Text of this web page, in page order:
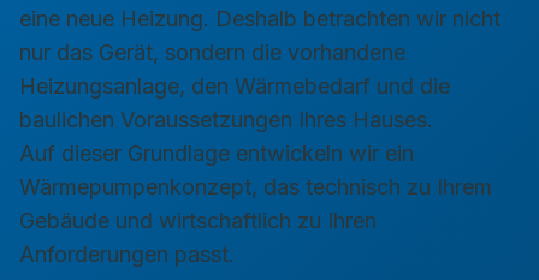
eine neue Heizung. Deshalb betrachten wir nicht
nur das Gerät, sondern die vorhandene
Heizungsanlage, den Wärmebedarf und die
baulichen Voraussetzungen Ihres Hauses.
Auf dieser Grundlage entwickeln wir ein
Wärmepumpenkonzept, das technisch zu Ihrem
Gebäude und wirtschaftlich zu Ihren
Anforderungen passt.